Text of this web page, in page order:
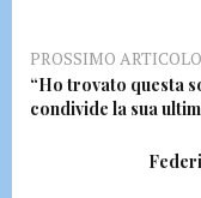
PROSSIMO ARTICOLO
“Ho trovato questa
condivide la sua